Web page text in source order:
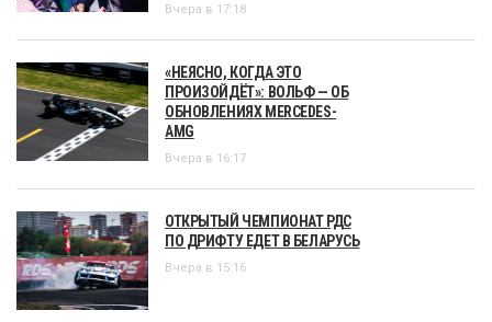
Вчера в 17:18
«НЕЯСНО, КОГДА ЭТО
ПРОИЗОЙДЁТ»: ВОЛЬФ — ОБ
ОБНОВЛЕНИЯХ MERCEDES-
AMG
Вчера в 16:17
ОТКРЫТЫЙ ЧЕМПИОНАТ РДС
ПО ДРИФТУ ЕДЕТ В БЕЛАРУСЬ
Вчера в 15:16